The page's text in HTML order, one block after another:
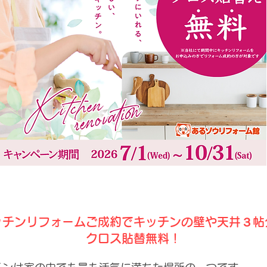
チンリフォームご成約でキッチンの壁や天井３帖
クロス貼替無料！